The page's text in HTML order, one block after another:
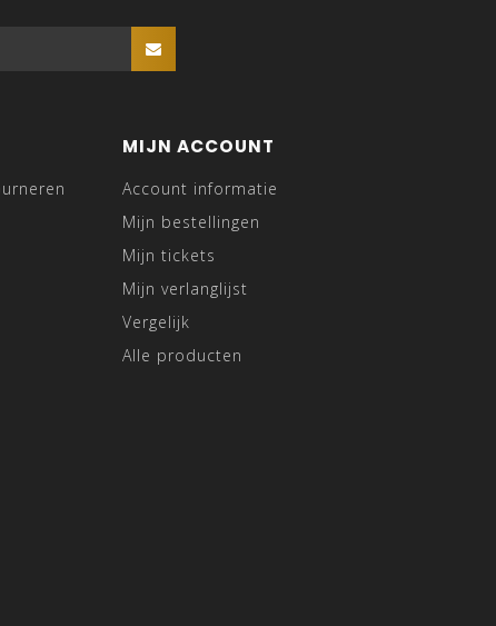
MIJN ACCOUNT
Account informatie
Mijn bestellingen
Mijn tickets
Mijn verlanglijst
Vergelijk
Alle producten